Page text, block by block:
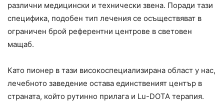
различни медицински и технически звена. Поради тази
специфика, подобен тип лечения се осъществяват в
ограничен брой референтни центрове в световен
мащаб.
Като пионер в тази високоспециализирана област у нас,
лечебното заведение остава единственият център в
страната, който рутинно прилага и Lu-DOTA терапия.